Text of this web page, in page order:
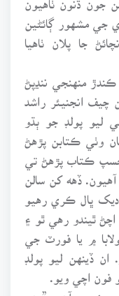
جي مشهور ڳائڻين
جا پلان ٺاهيا
منهنجي ننڍپڻ
انجنيئر راشد
ليو پولڊ جو ٻڌو
وٺي ڪتابن پڙهڻ
ڪتاب پڙهڻ تي
ڏهه کن سالن
ڀال ڪري رهيو
ٿيندو رهي ٿو ۽
۾ يا فورٽ جي
ڏينهن ليو پولڊ
فون اچي ويو.
۾ آهين.” هن